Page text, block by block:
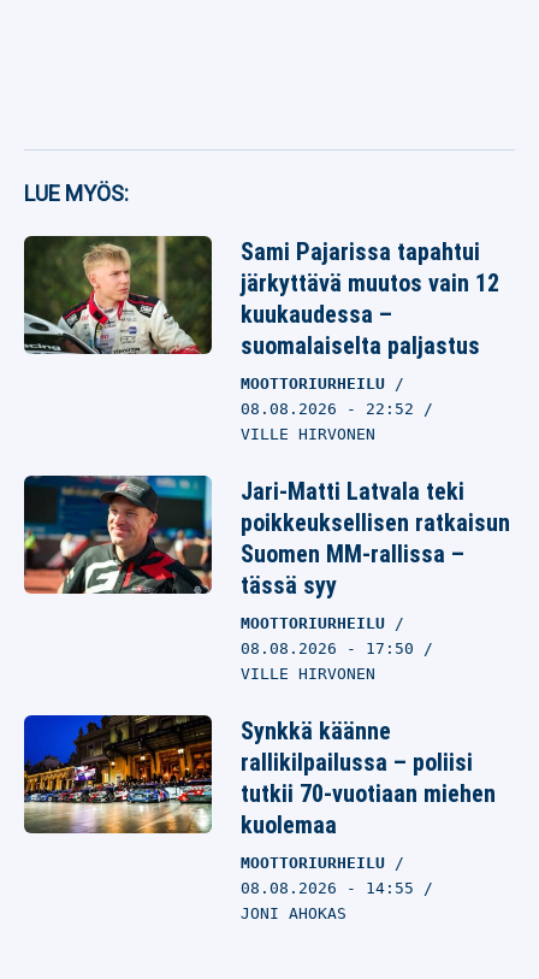
LUE MYÖS:
Sami Pajarissa tapahtui
järkyttävä muutos vain 12
kuukaudessa –
suomalaiselta paljastus
MOOTTORIURHEILU
08.08.2026 - 22:52
VILLE HIRVONEN
Jari-Matti Latvala teki
poikkeuksellisen ratkaisun
Suomen MM-rallissa –
tässä syy
MOOTTORIURHEILU
08.08.2026 - 17:50
VILLE HIRVONEN
Synkkä käänne
rallikilpailussa – poliisi
tutkii 70-vuotiaan miehen
kuolemaa
MOOTTORIURHEILU
08.08.2026 - 14:55
JONI AHOKAS